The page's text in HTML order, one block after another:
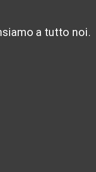
a tutto noi.